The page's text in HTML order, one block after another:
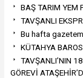
BAŞ TARIM YEM
TAVŞANLI
Bu hafta
KÜTAHYA
TAVŞANLI’NIN
GÖREVİ